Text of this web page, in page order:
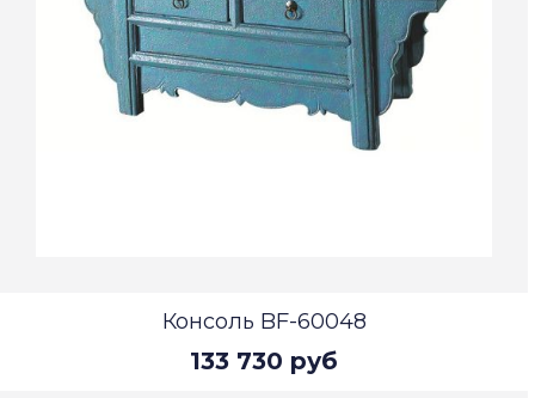
Консоль BF-60048
133 730 руб